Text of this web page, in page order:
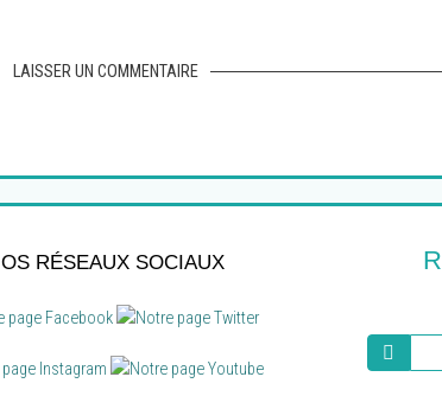
LAISSER UN COMMENTAIRE
OS RÉSEAUX SOCIAUX R